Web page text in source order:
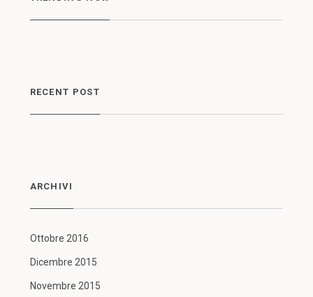
RECENT POST
ARCHIVI
Ottobre 2016
Dicembre 2015
Novembre 2015